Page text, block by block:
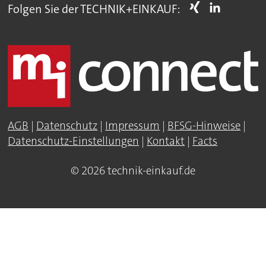
Folgen Sie der TECHNIK+EINKAUF:
AGB | Datenschutz | Impressum | BFSG-Hinweise |
Datenschutz-Einstellungen | Kontakt | Facts
© 2026 technik-einkauf.de